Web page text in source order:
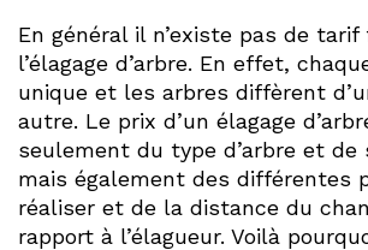
En général il n’existe pas de
l’élagage d’arbre. En effet,
unique et les arbres diffèrent
autre. Le prix d’un élagage
seulement du type d’arbre et de
mais également des différentes
réaliser et de la distance du
rapport à l’élagueur. Voilà